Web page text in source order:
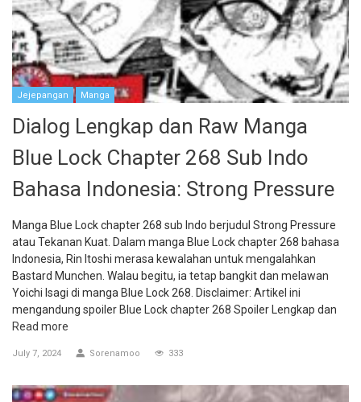
Jejepangan Manga
Dialog Lengkap dan Raw Manga
Blue Lock Chapter 268 Sub Indo
Bahasa Indonesia: Strong Pressure
Manga Blue Lock chapter 268 sub Indo berjudul Strong Pressure
atau Tekanan Kuat. Dalam manga Blue Lock chapter 268 bahasa
Indonesia, Rin Itoshi merasa kewalahan untuk mengalahkan
Bastard Munchen. Walau begitu, ia tetap bangkit dan melawan
Yoichi Isagi di manga Blue Lock 268. Disclaimer: Artikel ini
mengandung spoiler Blue Lock chapter 268 Spoiler Lengkap dan
Read more
July 7, 2024 Sorenamoo 333